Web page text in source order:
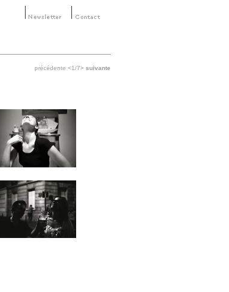
précédente <1/7> suivante